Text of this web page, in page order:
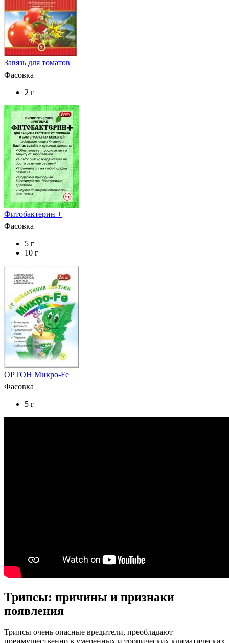
Завязь для томатов
Фасовка
2 г
Фитобактерин +
Фасовка
5 г
10 г
ОРТОН Микро-Fe
Фасовка
5 г
Трипсы: причины и признаки
появления
Трипсы очень опасные вредители, преобладают